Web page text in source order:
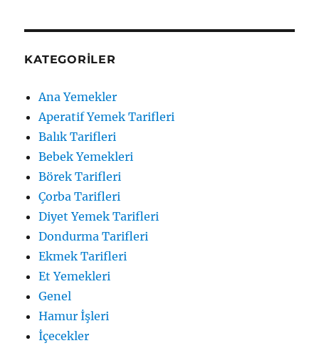
KATEGORILER
Ana Yemekler
Aperatif Yemek Tarifleri
Balık Tarifleri
Bebek Yemekleri
Börek Tarifleri
Çorba Tarifleri
Diyet Yemek Tarifleri
Dondurma Tarifleri
Ekmek Tarifleri
Et Yemekleri
Genel
Hamur İşleri
İçecekler